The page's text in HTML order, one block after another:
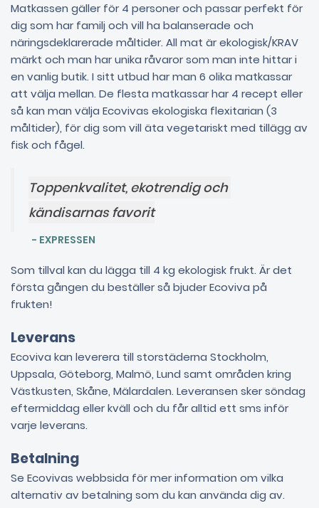
Matkassen gäller för 4 personer och passar perfekt för
dig som har familj och vill ha balanserade och
näringsdeklarerade måltider. All mat är ekologisk/KRAV
märkt och man har unika råvaror som man inte hittar i
en vanlig butik. I sitt utbud har man 6 olika matkassar
att välja mellan. De flesta matkassar har 4 recept eller
så kan man välja Ecovivas ekologiska flexitarian (3
måltider), för dig som vill äta vegetariskt med tillägg av
fisk och fågel.
Toppenkvalitet, ekotrendig och
kändisarnas favorit
- EXPRESSEN
Som tillval kan du lägga till 4 kg ekologisk frukt. Är det
första gången du beställer så bjuder Ecoviva på
frukten!
Leverans
Ecoviva kan leverera till storstäderna Stockholm,
Uppsala, Göteborg, Malmö, Lund samt områden kring
Västkusten, Skåne, Mälardalen. Leveransen sker söndag
eftermiddag eller kväll och du får alltid ett sms inför
varje leverans.
Betalning
Se Ecovivas webbsida för mer information om vilka
alternativ av betalning som du kan använda dig av.